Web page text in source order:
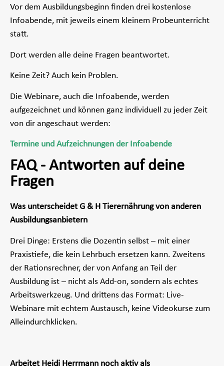
Vor dem Ausbildungsbeginn finden drei kostenlose
Infoabende, mit jeweils einem kleinem Probeunterricht
statt.
Dort werden alle deine Fragen beantwortet.
Keine Zeit? Auch kein Problen.
Die Webinare, auch die Infoabende, werden
aufgezeichnet und können ganz individuell zu jeder Zeit
von dir angeschaut werden:
Termine und Aufzeichnungen der Infoabende
FAQ - Antworten auf deine
Fragen
Was unterscheidet G & H Tierernährung von anderen
Ausbildungsanbietern
Drei Dinge: Erstens die Dozentin selbst – mit einer
Praxistiefe, die kein Lehrbuch ersetzen kann. Zweitens
der Rationsrechner, der von Anfang an Teil der
Ausbildung ist – nicht als Add-on, sondern als echtes
Arbeitswerkzeug. Und drittens das Format: Live-
Webinare mit echtem Austausch, keine Videokurse zum
Alleindurchklicken.
Arbeitet Heidi Herrmann noch aktiv als